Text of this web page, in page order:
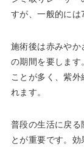
すが、一般的には
施術後は赤みや
の期間を要します
ことが多く、紫
れます。
普段の生活に戻る
とが重要です。